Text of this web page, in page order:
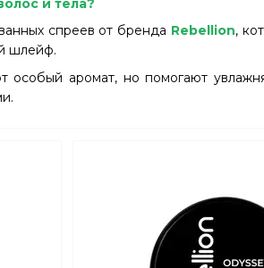
и тела?
спреев от бренда Rebellion,
шлейф.
аромат, но помогают
созданы из отборных натуральных
и длительную стойкость.